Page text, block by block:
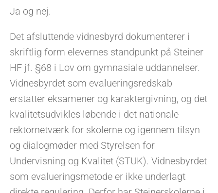
Ja og nej.
Det afsluttende vidnesbyrd dokumenterer i
skriftlig form elevernes standpunkt på Steiner
HF jf. §68 i Lov om gymnasiale uddannelser.
Vidnesbyrdet som evalueringsredskab
erstatter eksamener og karaktergivning, og det
kvalitetsudvikles løbende i det nationale
rektornetværk for skolerne og igennem tilsyn
og dialogmøder med Styrelsen for
Undervisning og Kvalitet (STUK). Vidnesbyrdet
som evalueringsmetode er ikke underlagt